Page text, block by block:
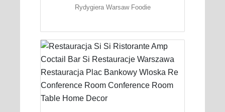
Rydygiera Warsaw Foodie